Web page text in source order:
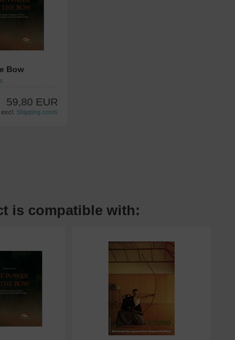
Bow
59,80 EUR
Shipping costs
is compatible with: